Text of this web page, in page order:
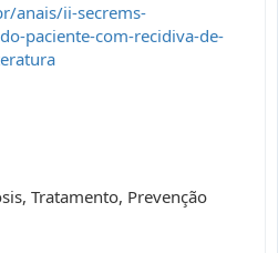
anais/ii-secrems-
paciente-com-recidiva-de-
Tratamento, Prevenção